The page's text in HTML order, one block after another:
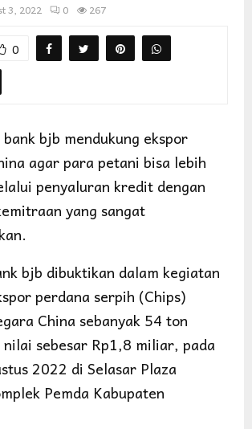
3, 2022 0 267
0
bank bjb mendukung ekspor
agar para petani bisa lebih
penyaluran kredit dengan
yang sangat
bjb dibuktikan dalam kegiatan
perdana serpih (Chips)
China sebanyak 54 ton
sebesar Rp1,8 miliar, pada
2022 di Selasar Plaza
Pemda Kabupaten